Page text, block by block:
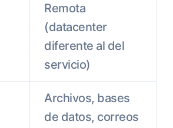
Remota
(datacenter
diferente al del
servicio)
Archivos, bases
de datos, correos